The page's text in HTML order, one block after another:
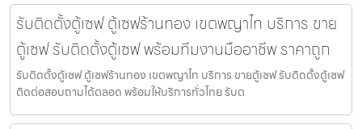
รับติดตั้งตู้เซฟ ตู้เซฟร้านทอง เขตพญาไท บริการ ขาย
ตู้เซฟ รับติดตั้งตู้เซฟ พร้อมทีมงานมืออาชีพ ราคาถูก
รับติดตั้งตู้เซฟ ตู้เซฟร้านทอง เขตพญาไท บริการ ขายตู้เซฟ รับติดตั้งตู้เซฟ
ติดต่อสอบถามได้ตลอด พร้อมให้บริการทั่วไทย รับต